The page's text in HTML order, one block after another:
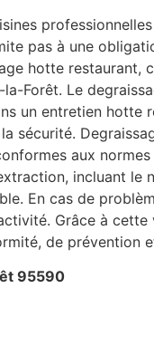
pas à une
hotte restaurant,
Forêt. Le
un entretien
sécurité.
aux
incluant le
En cas de
Grâce à
de prévention
95590